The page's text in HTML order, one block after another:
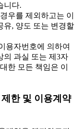
니다.
우를 제외하고는 이
유, 양도 또는 변경할
용자번호에 의하여
의 과실 또는 제3자
한 모든 책임은 이
한 및 이용계약